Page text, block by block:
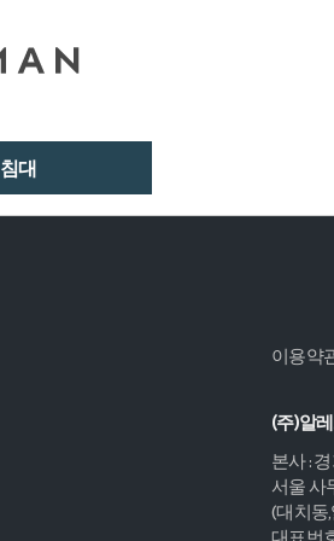
침대
이용약
(주)알
본사 :
서울 사
(대치동